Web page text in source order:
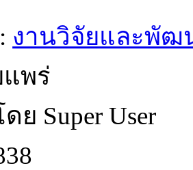
งานวิจัยและพัฒ
แพร่
ย Super User